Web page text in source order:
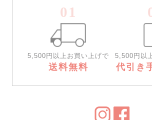
01
5,500円以上お買い上げで
送料無料
5,500円以
代引き